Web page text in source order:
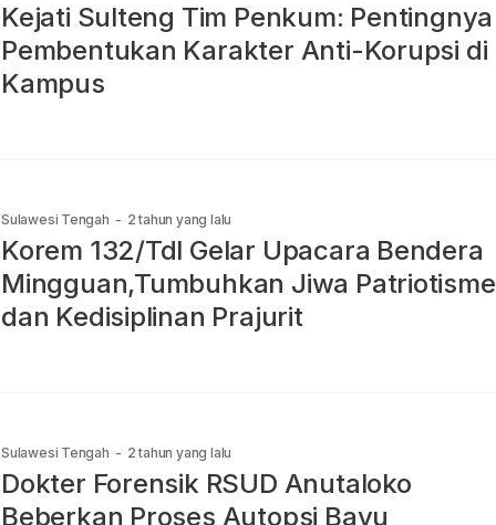
Kejati Sulteng Tim Penkum: Pentingnya
Pembentukan Karakter Anti-Korupsi di
Kampus
Sulawesi Tengah - 2 tahun yang lalu
Korem 132/Tdl Gelar Upacara Bendera
Mingguan,Tumbuhkan Jiwa Patriotisme
dan Kedisiplinan Prajurit
Sulawesi Tengah - 2 tahun yang lalu
Dokter Forensik RSUD Anutaloko
Beberkan Proses Autopsi Bayu